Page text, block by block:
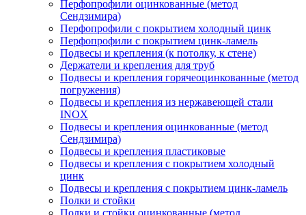
Перфопрофили оцинкованные (метод
Сендзимира)
Перфопрофили с покрытием холодный цинк
Перфопрофили с покрытием цинк-ламель
Подвесы и крепления (к потолку, к стене)
Держатели и крепления для труб
Подвесы и крепления горячеоцинкованные (метод
погружения)
Подвесы и крепления из нержавеющей стали
INOX
Подвесы и крепления оцинкованные (метод
Сендзимира)
Подвесы и крепления пластиковые
Подвесы и крепления с покрытием холодный
цинк
Подвесы и крепления с покрытием цинк-ламель
Полки и стойки
Полки и стойки оцинкованные (метод